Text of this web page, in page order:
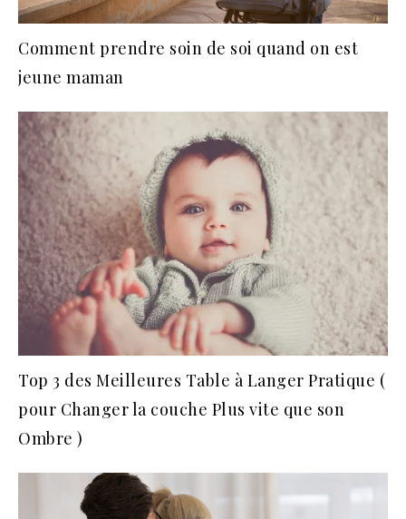
Comment prendre soin de soi quand on est
jeune maman
Top 3 des Meilleures Table à Langer Pratique (
pour Changer la couche Plus vite que son
Ombre )